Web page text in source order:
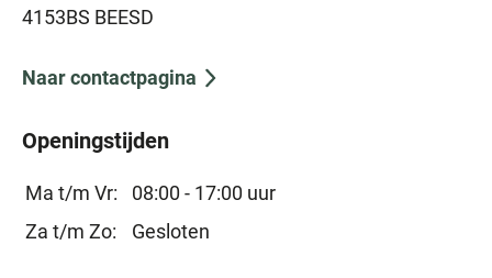
4153BS BEESD
Naar contactpagina
Openingstijden
Ma t/m Vr:
08:00 - 17:00 uur
Za t/m Zo:
Gesloten